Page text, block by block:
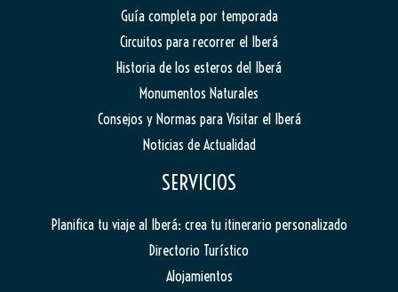
Guía completa por temporada
Circuitos para recorrer el Iberá
Historia de los esteros del Iberá
Monumentos Naturales
Consejos y Normas para Visitar el Iberá
Noticias de Actualidad
SERVICIOS
Planifica tu viaje al Iberá: crea tu itinerario personalizado
Directorio Turístico
Alojamientos